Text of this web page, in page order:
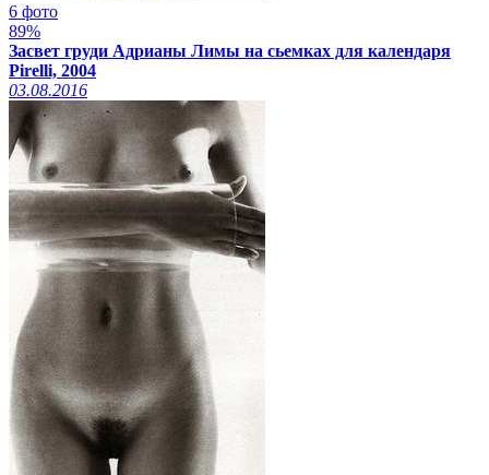
6 фото
89%
Засвет груди Адрианы Лимы на сьемках для календаря
Pirelli, 2004
03.08.2016